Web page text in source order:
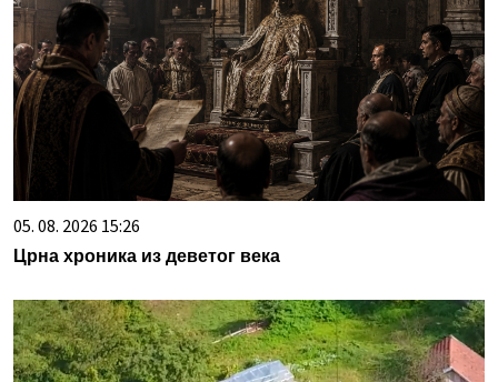
05. 08. 2026 15:26
Црна хроника из деветог века